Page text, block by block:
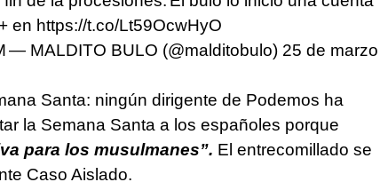
+ en https://t.co/Lt59OcwHyO
— MALDITO BULO (@malditobulo) 25 de marzo
Santa: ningún dirigente de Podemos ha
la Semana Santa a los españoles porque
para los musulmanes”. El entrecomillado se
Caso Aislado.